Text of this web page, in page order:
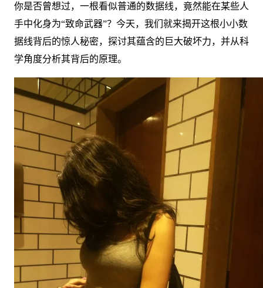
你是否曾想过，一根看似普通的数据线，竟然能在某些人
手中化身为“致命武器”？今天，我们就来揭开这根小小数
据线背后的惊人秘密，探讨其蕴含的巨大破坏力，并从科
学角度分析其背后的原理。